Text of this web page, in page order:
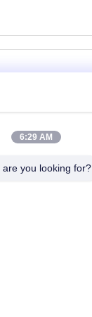
6:29 AM
you looking for?